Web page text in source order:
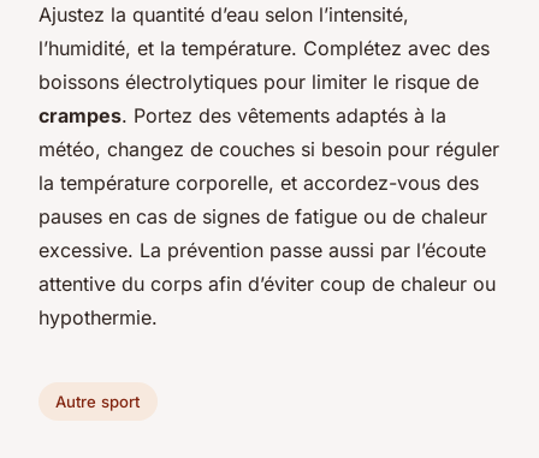
Ajustez la quantité d’eau selon l’intensité,
l’humidité, et la température. Complétez avec des
boissons électrolytiques pour limiter le risque de
crampes. Portez des vêtements adaptés à la
météo, changez de couches si besoin pour réguler
la température corporelle, et accordez-vous des
pauses en cas de signes de fatigue ou de chaleur
excessive. La prévention passe aussi par l’écoute
attentive du corps afin d’éviter coup de chaleur ou
hypothermie.
Autre sport